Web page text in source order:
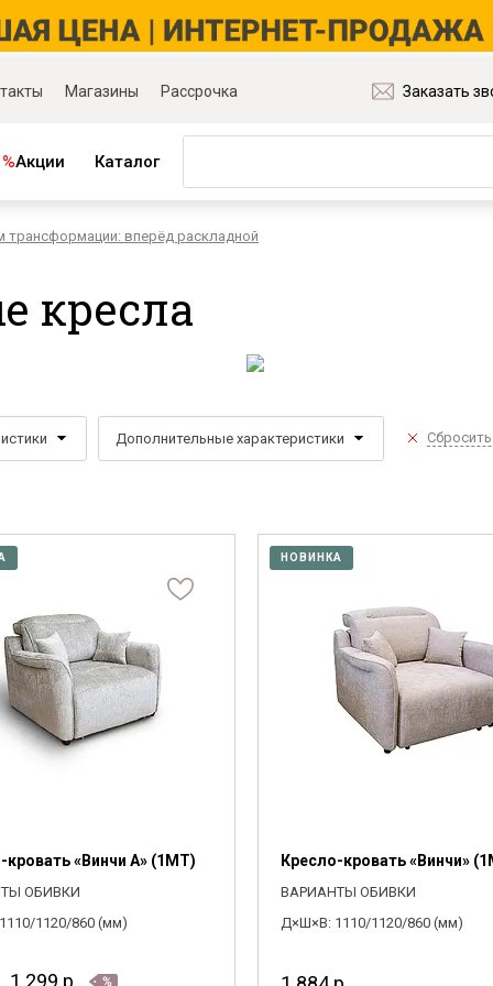
Магазины Рассрочка Заказать
%Акции Каталог
мебель
спальни
детской
столовой
группы
полки, вешалки, подставки
Матрасы и товары для сна
Наматрасники
Плед
Постельное бельё
Комнаты
трансформации: вперёд раскладной
кресла
Выберите
трансформации Раскладной
Выберите
Дополнительные характеристики
Выберите
ножек Регулируемая спинка
Выберите
кровать «Винчи А» (1MT)
ОБИВКИ
1120/860 (мм)
1 299 р.
НОВИНКА
Кресло-кровать «Винчи»
ВАРИАНТЫ ОБИВКИ
Д×Ш×В: 1110/1120/860 (мм)